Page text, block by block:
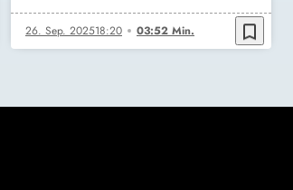
26. Sep. 202518:20 03:52 Min. bookmark_border